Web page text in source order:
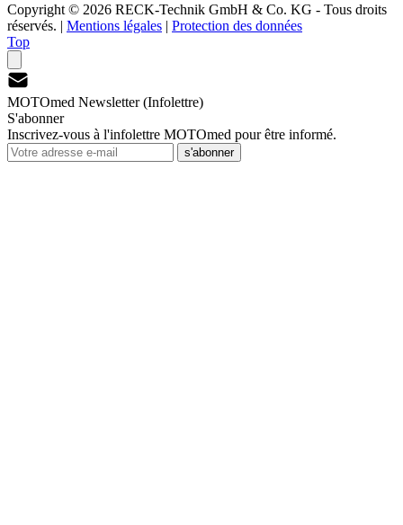
Copyright © 2026 RECK-Technik GmbH & Co. KG - Tous droits
réservés. | Mentions légales | Protection des données
Top
MOTOmed Newsletter (Infolettre)
S'abonner
Inscrivez-vous à l'infolettre MOTOmed pour être informé.
s'abonner